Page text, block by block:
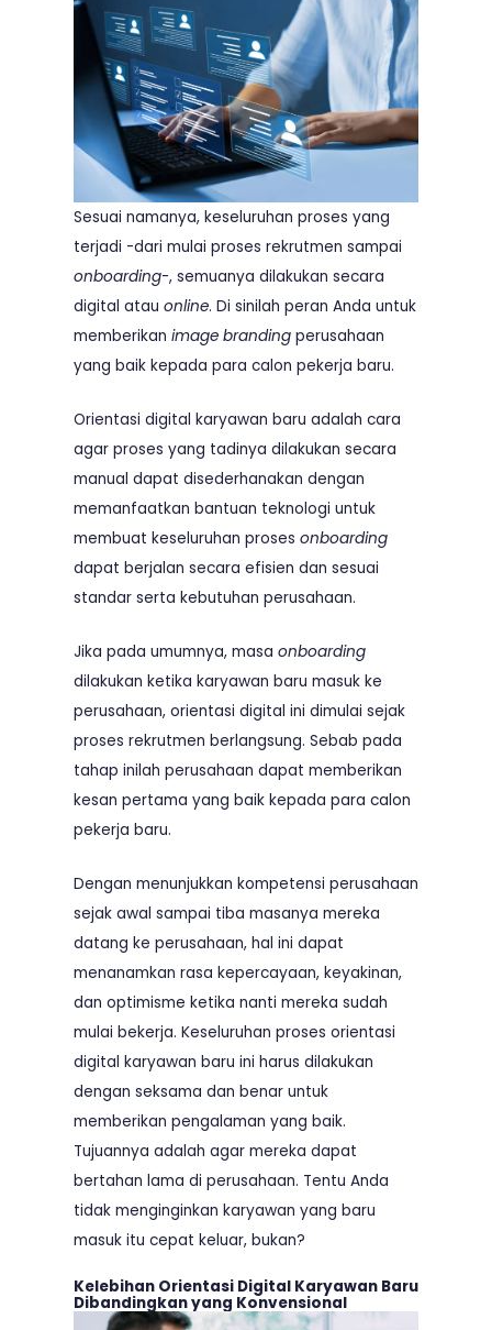
Sesuai namanya, keseluruhan proses yang
terjadi -dari mulai proses rekrutmen sampai
onboarding-, semuanya dilakukan secara
digital atau online. Di sinilah peran Anda untuk
memberikan image branding perusahaan
yang baik kepada para calon pekerja baru.
Orientasi digital karyawan baru adalah cara
agar proses yang tadinya dilakukan secara
manual dapat disederhanakan dengan
memanfaatkan bantuan teknologi untuk
membuat keseluruhan proses onboarding
dapat berjalan secara efisien dan sesuai
standar serta kebutuhan perusahaan.
Jika pada umumnya, masa onboarding
dilakukan ketika karyawan baru masuk ke
perusahaan, orientasi digital ini dimulai sejak
proses rekrutmen berlangsung. Sebab pada
tahap inilah perusahaan dapat memberikan
kesan pertama yang baik kepada para calon
pekerja baru.
Dengan menunjukkan kompetensi perusahaan
sejak awal sampai tiba masanya mereka
datang ke perusahaan, hal ini dapat
menanamkan rasa kepercayaan, keyakinan,
dan optimisme ketika nanti mereka sudah
mulai bekerja. Keseluruhan proses orientasi
digital karyawan baru ini harus dilakukan
dengan seksama dan benar untuk
memberikan pengalaman yang baik.
Tujuannya adalah agar mereka dapat
bertahan lama di perusahaan. Tentu Anda
tidak menginginkan karyawan yang baru
masuk itu cepat keluar, bukan?
Kelebihan Orientasi Digital Karyawan Baru
Dibandingkan yang Konvensional